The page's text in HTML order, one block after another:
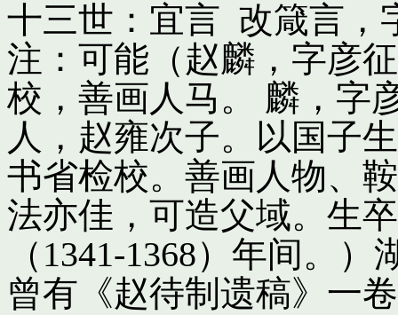
十三世：宜言 改箴言，
注：可能（赵麟，字彦
校，善画人马。 麟，字
人，赵雍次子。以国子
书省检校。善画人物、
法亦佳，可造父域。生
（1341-1368）年间。
曾有《赵待制遗稿》一